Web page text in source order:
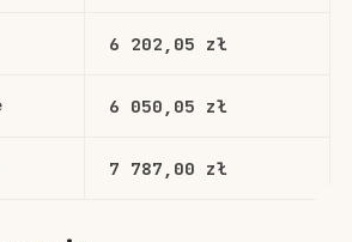
6 202,05 zł
6 050,05 zł
7 787,00 zł